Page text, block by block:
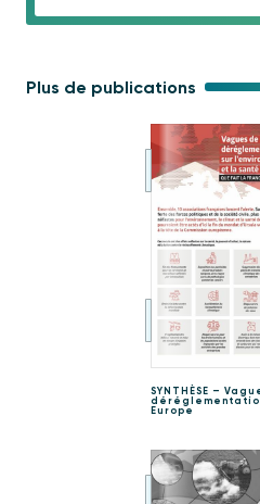
Plus de publications
SYNTHÈSE –
Europe